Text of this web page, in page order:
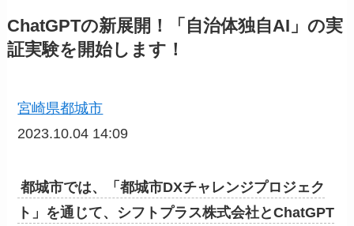
ChatGPTの新展開！「自治体独自AI」の実
証実験を開始します！
宮崎県都城市
2023.10.04 14:09
都城市では、「都城市DXチャレンジプロジェク
ト」を通じて、シフトプラス株式会社とChatGPT